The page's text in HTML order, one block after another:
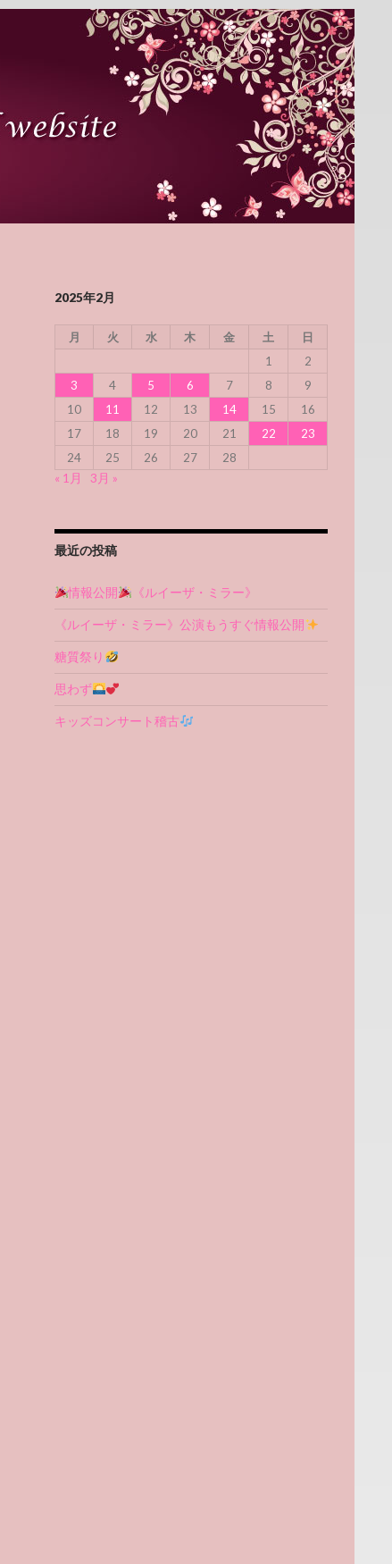
2025年2月
月 火 水 木 金 土
日
1
2
3
4 5 6 7 8
9
10
11 12 13 14 15
16
17
18 19 20 21 22
23
24
25 26 27
28
« 1月
3月 »
最近の投稿
情報公開 《ルイーザ・ミラー》
《ルイーザ・ミラー》公演もうすぐ情報公開
糖質祭り
思わず
キッズコンサート稽古